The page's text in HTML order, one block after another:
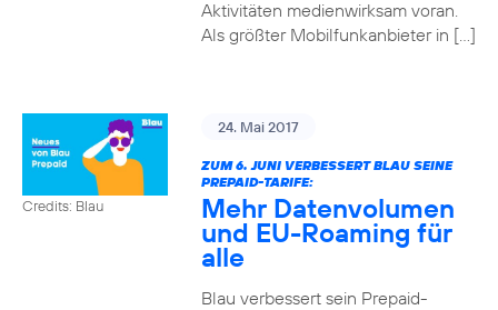
Aktivitäten medienwirksam voran.
Als größter Mobilfunkanbieter in […]
Credits: Blau
24. Mai 2017
ZUM 6. JUNI VERBESSERT BLAU SEINE
PREPAID-TARIFE:
Mehr Datenvolumen
und EU-Roaming für
alle
Blau verbessert sein Prepaid-